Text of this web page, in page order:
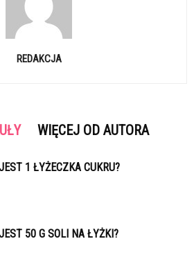
REDAKCJA
WIĘCEJ OD AUTORA
1 ŁYŻECZKA CUKRU?
JEST 50 G SOLI NA ŁYŻKI?